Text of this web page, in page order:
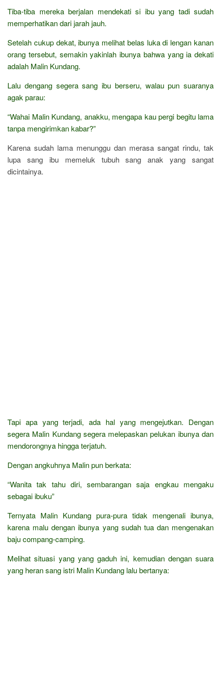
Tiba-tiba mereka berjalan mendekati si ibu yang tadi sudah
memperhatikan dari jarah jauh.
Setelah cukup dekat, ibunya melihat belas luka di lengan kanan
orang tersebut, semakin yakinlah ibunya bahwa yang ia dekati
adalah Malin Kundang.
Lalu dengang segera sang ibu berseru, walau pun suaranya
agak parau:
“Wahai Malin Kundang, anakku, mengapa kau pergi begitu lama
tanpa mengirimkan kabar?”
Karena sudah lama menunggu dan merasa sangat rindu, tak
lupa sang ibu memeluk tubuh sang anak yang sangat
dicintainya.
Tapi apa yang terjadi, ada hal yang mengejutkan. Dengan
segera Malin Kundang segera melepaskan pelukan ibunya dan
mendorongnya hingga terjatuh.
Dengan angkuhnya Malin pun berkata:
“Wanita tak tahu diri, sembarangan saja engkau mengaku
sebagai ibuku”
Ternyata Malin Kundang pura-pura tidak mengenali ibunya,
karena malu dengan ibunya yang sudah tua dan mengenakan
baju compang-camping.
Melihat situasi yang yang gaduh ini, kemudian dengan suara
yang heran sang istri Malin Kundang lalu bertanya: